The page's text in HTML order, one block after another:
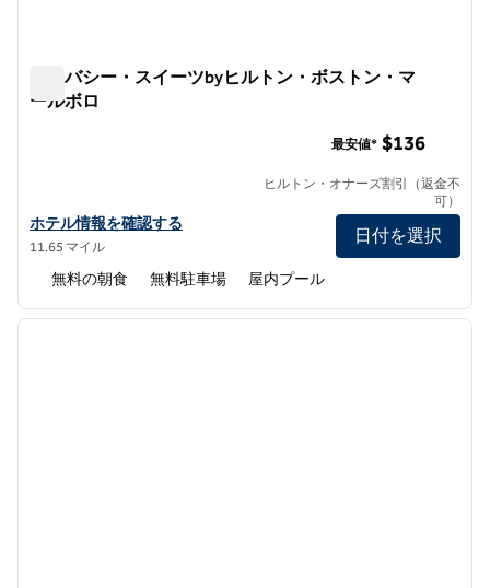
エンバシー・スイーツbyヒルトン・ボストン・マ
ールボロ
エンバシー・スイーツbyヒルトン・ボストン・マールボロの詳細
ホテル情報を確認する
11.65 マイル
最安値* $136
ヒルトン・オナーズ割引（返金不
可）
日付を選択
無料の朝食 無料駐車場 屋内プール
1/12
次の